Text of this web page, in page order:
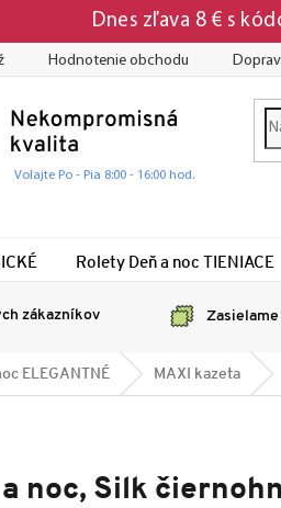
Dnes zľava 8 € s
Hodnotenie obchodu
Volajte Po - Pia 8:00 - 16:00 hod.
Rolety Deň a noc TIENIACE
zákazníkov
ELEGANTNÉ MAXI kazeta
noc, Silk